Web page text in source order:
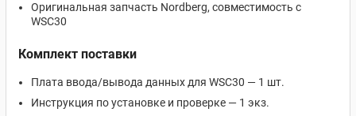
Оригинальная запчасть Nordberg, совместимость с
WSC30
Комплект поставки
Плата ввода/вывода данных для WSC30 — 1 шт.
Инструкция по установке и проверке — 1 экз.